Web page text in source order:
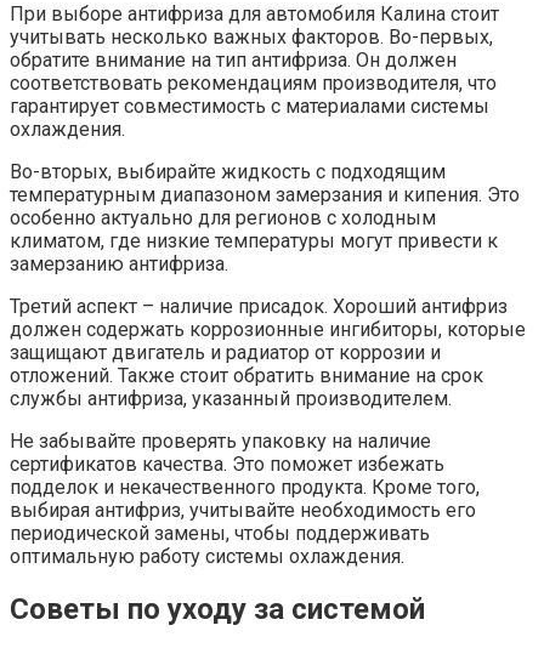
При выборе антифриза для автомобиля Калина стоит
учитывать несколько важных факторов. Во-первых,
обратите внимание на тип антифриза. Он должен
соответствовать рекомендациям производителя, что
гарантирует совместимость с материалами системы
охлаждения.
Во-вторых, выбирайте жидкость с подходящим
температурным диапазоном замерзания и кипения. Это
особенно актуально для регионов с холодным
климатом, где низкие температуры могут привести к
замерзанию антифриза.
Третий аспект – наличие присадок. Хороший антифриз
должен содержать коррозионные ингибиторы, которые
защищают двигатель и радиатор от коррозии и
отложений. Также стоит обратить внимание на срок
службы антифриза, указанный производителем.
Не забывайте проверять упаковку на наличие
сертификатов качества. Это поможет избежать
подделок и некачественного продукта. Кроме того,
выбирая антифриз, учитывайте необходимость его
периодической замены, чтобы поддерживать
оптимальную работу системы охлаждения.
Советы по уходу за системой